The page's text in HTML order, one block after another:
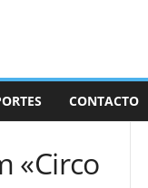
CONTACTO
«Circo